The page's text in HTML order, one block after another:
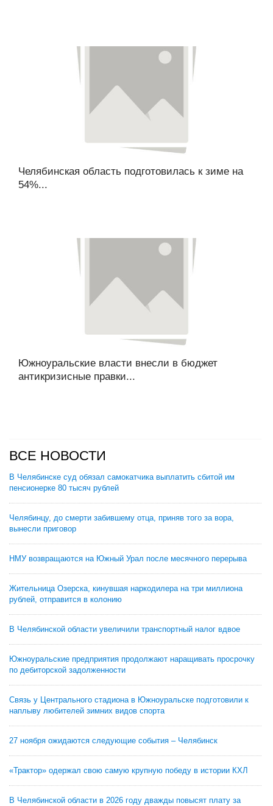
Челябинская область подготовилась к зиме на
54%...
Южноуральские власти внесли в бюджет
антикризисные правки...
ВСЕ НОВОСТИ
В Челябинске суд обязал самокатчика выплатить сбитой им
пенсионерке 80 тысяч рублей
Челябинцу, до смерти забившему отца, приняв того за вора,
вынесли приговор
НМУ возвращаются на Южный Урал после месячного перерыва
Жительница Озерска, кинувшая наркодилера на три миллиона
рублей, отправится в колонию
В Челябинской области увеличили транспортный налог вдвое
Южноуральские предприятия продолжают наращивать просрочку
по дебиторской задолженности
Связь у Центрального стадиона в Южноуральске подготовили к
наплыву любителей зимних видов спорта
27 ноября ожидаются следующие события – Челябинск
«Трактор» одержал свою самую крупную победу в истории КХЛ
В Челябинской области в 2026 году дважды повысят плату за